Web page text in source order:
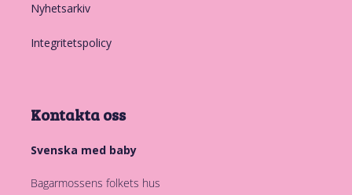
Nyhetsarkiv
Integritetspolicy
Kontakta oss
Svenska med baby
Bagarmossens folkets hus